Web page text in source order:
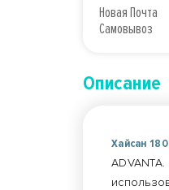
Новая Почта
Самовывоз
Описание
Хайсан